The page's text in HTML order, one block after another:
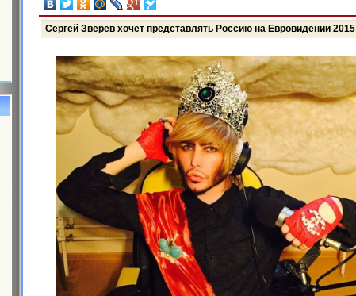
Сергей Зверев хочет представлять Россию на Евровидении 2015